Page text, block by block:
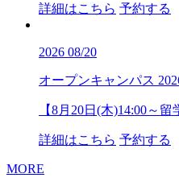
詳細はこちら 予約する
2026 08/20
オープンキャンパス
【8月20日(木)14:00～
詳細はこちら 予約する
MORE